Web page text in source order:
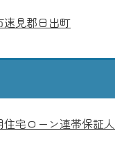
速見郡日出町
住宅ローン連帯保証人